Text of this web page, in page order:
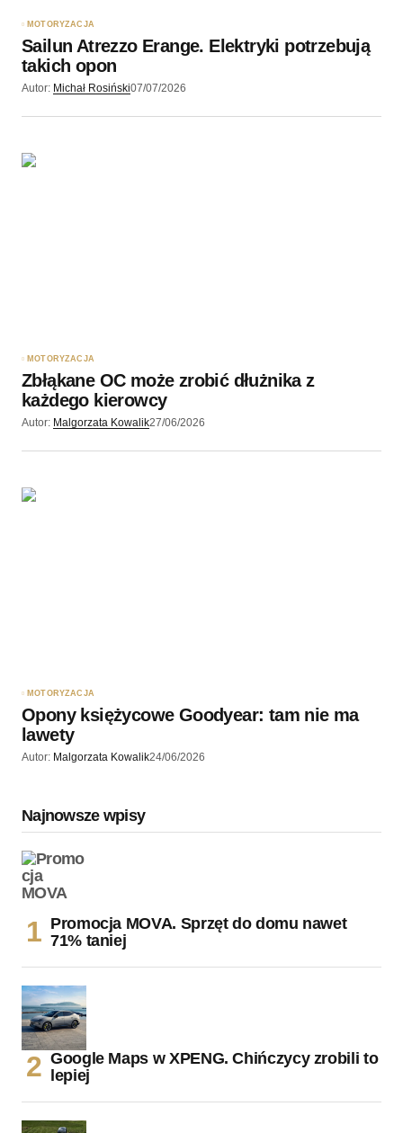
MOTORYZACJA
Sailun Atrezzo Erange. Elektryki potrzebują
takich opon
Autor: Michał Rosiński07/07/2026
MOTORYZACJA
Zbłąkane OC może zrobić dłużnika z
każdego kierowcy
Autor: Malgorzata Kowalik27/06/2026
MOTORYZACJA
Opony księżycowe Goodyear: tam nie ma
lawety
Autor: Malgorzata Kowalik24/06/2026
Najnowsze wpisy
Promocja MOVA. Sprzęt do domu nawet
71% taniej
Google Maps w XPENG. Chińczycy zrobili to
lepiej